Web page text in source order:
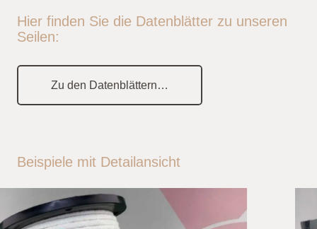
Hier finden Sie die Datenblätter zu unseren
Seilen:
Zu den Datenblättern…
Beispiele mit Detailansicht